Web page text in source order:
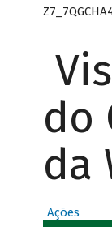
do
da
Ações